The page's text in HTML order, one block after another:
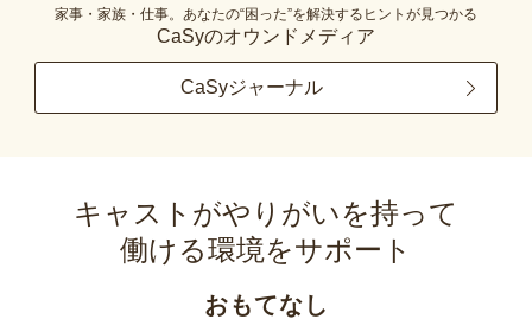
家事・家族・仕事。あなたの“困った”を解決するヒントが見つかる
CaSyのオウンドメディア
CaSyジャーナル
キャストがやりがいを持って
働ける環境をサポート
おもてなし